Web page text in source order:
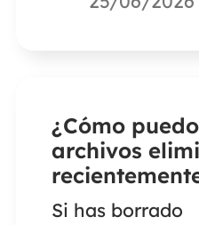
¿Cómo
archivos
Si has borrado